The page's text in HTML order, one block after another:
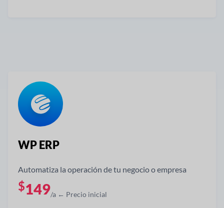
WP ERP
Automatiza la operación de tu negocio o empresa
$149/a ← Precio inicial